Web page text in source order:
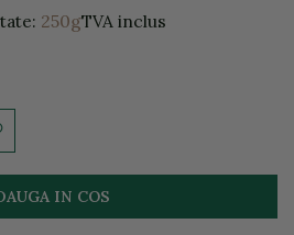
250gTVA inclus
IN COS